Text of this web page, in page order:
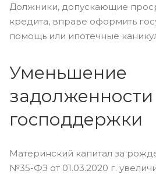
Должники, допускающие
кредита, вправе оформить
помощь или ипотечные
Уменьшение
задолженности
господдержки
Материнский капитал за
№35-ФЗ от 01.03.2020 г.